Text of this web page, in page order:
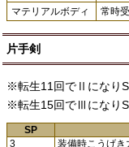
マテリアルボディ
常時
片手剣
※転生11回でⅡになり
※転生15回でⅢになり
SP
3
装備時こうげき